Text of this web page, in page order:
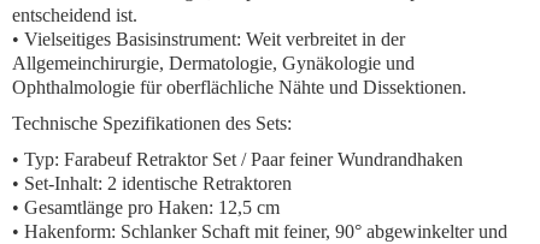
entscheidend ist.
• Vielseitiges Basisinstrument: Weit verbreitet in der
Allgemeinchirurgie, Dermatologie, Gynäkologie und
Ophthalmologie für oberflächliche Nähte und Dissektionen.
Technische Spezifikationen des Sets:
• Typ: Farabeuf Retraktor Set / Paar feiner Wundrandhaken
• Set-Inhalt: 2 identische Retraktoren
• Gesamtlänge pro Haken: 12,5 cm
• Hakenform: Schlanker Schaft mit feiner, 90° abgewinkelter und